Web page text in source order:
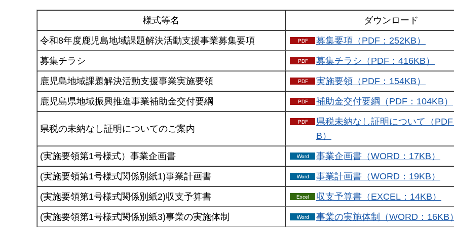
様式等名
ダウンロード
令和8年度鹿児島地域課題解決活動支援事業募集要項
募集要項（PDF：252KB）
募集チラシ
募集チラシ（PDF：416KB）
鹿児島地域課題解決活動支援事業実施要領
実施要領（PDF：154KB）
鹿児島県地域振興推進事業補助金交付要綱
補助金交付要綱（PDF：104KB）
県税の未納なし証明についてのご案内
県税未納なし証明について（
B）
(実施要領第1号様式）事業企画書
事業企画書（WORD：17KB）
(実施要領第1号様式関係別紙1)事業計画書
事業計画書（WORD：19KB）
(実施要領第1号様式関係別紙2)収支予算書
収支予算書（EXCEL：14KB）
(実施要領第1号様式関係別紙3)事業の実施体制
事業の実施体制（WORD：16KB）